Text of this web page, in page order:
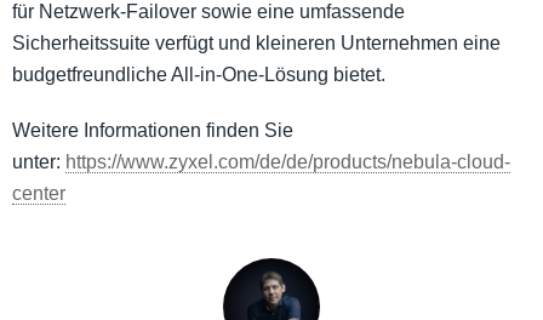
für Netzwerk-Failover sowie eine umfassende
Sicherheitssuite verfügt und kleineren Unternehmen eine
budgetfreundliche All-in-One-Lösung bietet.
Weitere Informationen finden Sie
unter: https://www.zyxel.com/de/de/products/nebula-cloud-
center